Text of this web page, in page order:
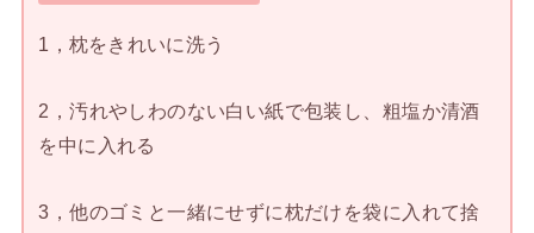
1，枕をきれいに洗う
2，汚れやしわのない白い紙で包装し、粗塩か清酒
を中に入れる
3，他のゴミと一緒にせずに枕だけを袋に入れて捨